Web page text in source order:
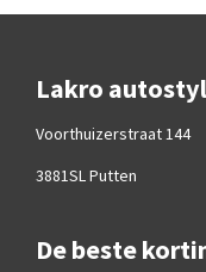
Lakro
Voorthuizerstraat 144
3881SL Putten
De beste